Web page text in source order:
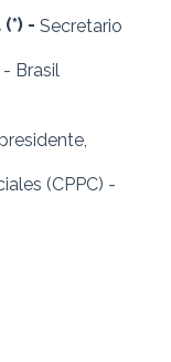
- Secretario
Brasil
(CPPC) -